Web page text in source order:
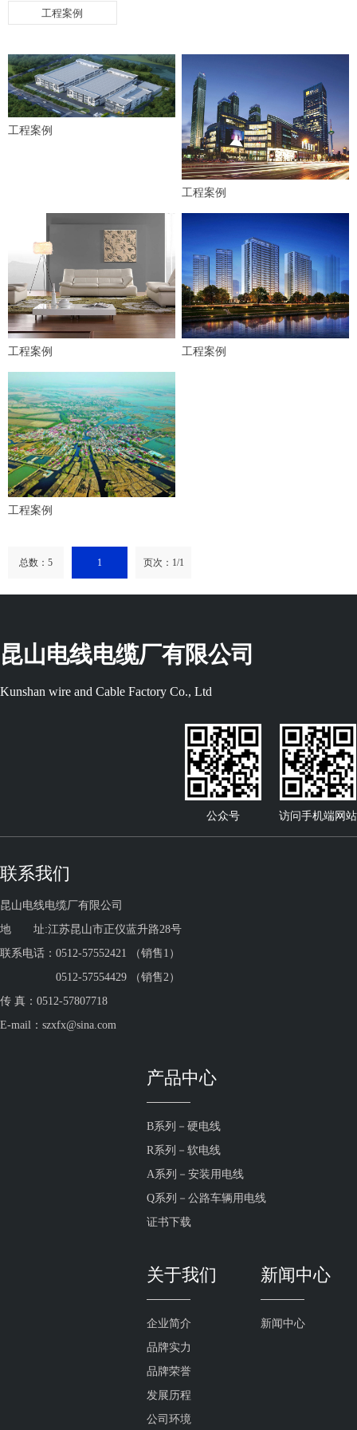
工程案例
工程案例
工程案例
工程案例 工程案例
工程案例
总数：5 1 页次：1/1
昆山电线电缆厂有限公司
Kunshan wire and Cable Factory Co., Ltd
公众号 访问手机端网站
联系我们
昆山电线电缆厂有限公司
地 址:江苏昆山市正仪蓝升路28号
联系电话：0512-57552421 （销售1）
0512-57554429 （销售2）
传 真：0512-57807718
E-mail：szxfx@sina.com
产品中心
B系列－硬电线
R系列－软电线
A系列－安装用电线
Q系列－公路车辆用电线
证书下载
关于我们
企业简介
品牌实力
品牌荣誉
发展历程
公司环境
新闻中心
新闻中心